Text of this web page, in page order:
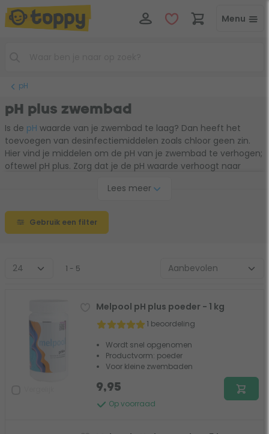
Menu
pH
pH plus zwembad
Is de pH waarde van je zwembad te laag? Dan heeft het
toevoegen van desinfectiemiddelen zoals chloor geen zin.
Hier vind je middelen om de pH van je zwembad te verhogen;
oftewel pH plus. Zorg dat je de pH waarde verhoogt naar
heeft het weer effect om desinfectiemiddelen zoals chloor
voordeelverpakkingen verkrijgbaar.
Lees meer
Gebruik een filter
1 - 5
Melpool pH plus poeder - 1 kg
1 beoordeling
Wordt snel opgenomen
Productvorm: poeder
Voor kleine zwembaden
Op voorraad
9,95